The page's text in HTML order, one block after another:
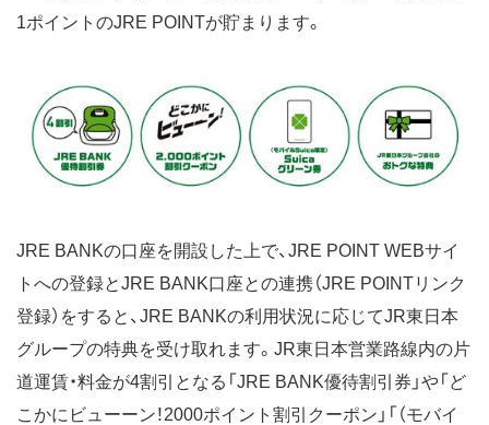
1ポイントのJRE POINTが貯まります。
JRE BANKの口座を開設した上で、JRE POINT WEBサイ
トへの登録とJRE BANK口座との連携（JRE POINTリンク
登録）をすると、JRE BANKの利用状況に応じてJR東日本
グループの特典を受け取れます。JR東日本営業路線内の片
道運賃・料金が4割引となる「JRE BANK優待割引券」や「ど
こかにビューーン！2000ポイント割引クーポン」「（モバイ